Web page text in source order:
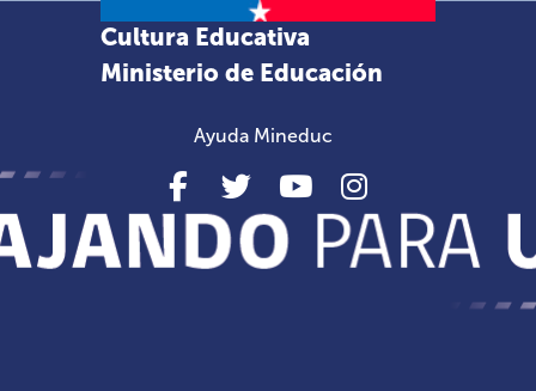
Cultura Educativa
Ministerio de Educación
Ayuda Mineduc